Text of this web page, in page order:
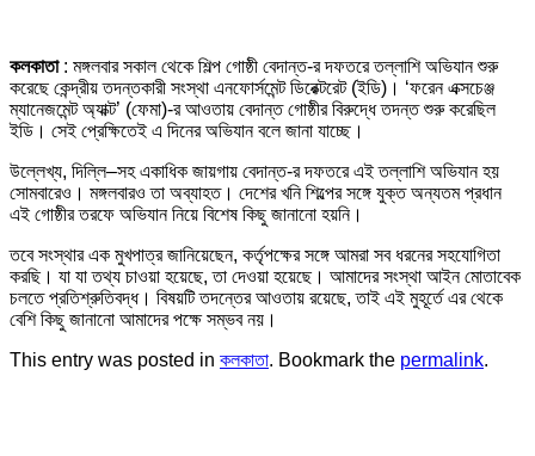
কলকাতা : মঙ্গলবার সকাল থেকে শিল্প গোষ্ঠী বেদান্ত-র দফতরে তল্লাশি অভিযান শুরু
করেছে কেন্দ্রীয় তদন্তকারী সংস্থা এনফোর্সমেন্ট ডিরেক্টরেট (ইডি)। ‘ফরেন এক্সচেঞ্জ
ম্যানেজমেন্ট অ্যাক্ট’ (ফেমা)-র আওতায় বেদান্ত গোষ্ঠীর বিরুদ্ধে তদন্ত শুরু করেছিল
ইডি। সেই প্রেক্ষিতেই এ দিনের অভিযান বলে জানা যাচ্ছে।
উল্লেখ্য, দিল্লি–সহ একাধিক জায়গায় বেদান্ত-র দফতরে এই তল্লাশি অভিযান হয়
সোমবারেও। মঙ্গলবারও তা অব্যাহত। দেশের খনি শিল্পের সঙ্গে যুক্ত অন্যতম প্রধান
এই গোষ্ঠীর তরফে অভিযান নিয়ে বিশেষ কিছু জানানো হয়নি।
তবে সংস্থার এক মুখপাত্র জানিয়েছেন, কর্তৃপক্ষের সঙ্গে আমরা সব ধরনের সহযোগিতা
করছি। যা যা তথ্য চাওয়া হয়েছে, তা দেওয়া হয়েছে। আমাদের সংস্থা আইন মোতাবেক
চলতে প্রতিশ্রুতিবদ্ধ। বিষয়টি তদন্তের আওতায় রয়েছে, তাই এই মুহূর্তে এর থেকে
বেশি কিছু জানানো আমাদের পক্ষে সম্ভব নয়।
This entry was posted in কলকাতা. Bookmark the permalink.